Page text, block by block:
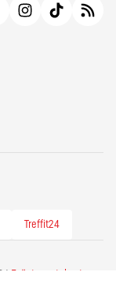
Treffit24